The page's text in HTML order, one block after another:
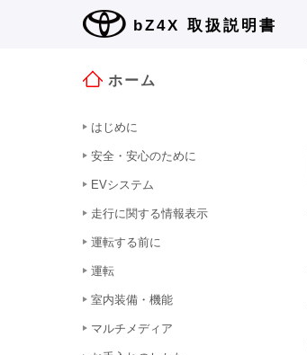
bZ4X 取扱説明書
ホーム
はじめに
安全・安心のために
EVシステム
走行に関する情報表示
運転する前に
運転
室内装備・機能
マルチメディア